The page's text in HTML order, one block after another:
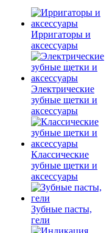
Ирригаторы и
аксессуары
Электрические
зубные щетки и
аксессуары
Классические
зубные щетки и
аксессуары
Зубные пасты,
гели